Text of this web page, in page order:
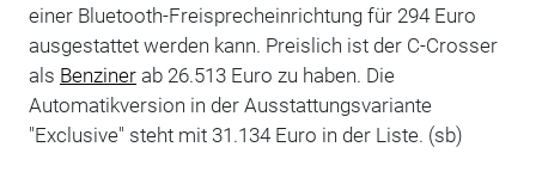
einer Bluetooth-Freisprecheinrichtung für 294 Euro
ausgestattet werden kann. Preislich ist der C-Crosser
als Benzinerab 26.513 Euro zu haben. Die
Automatikversion in der Ausstattungsvariante
"Exclusive" steht mit 31.134 Euro in der Liste. (sb)